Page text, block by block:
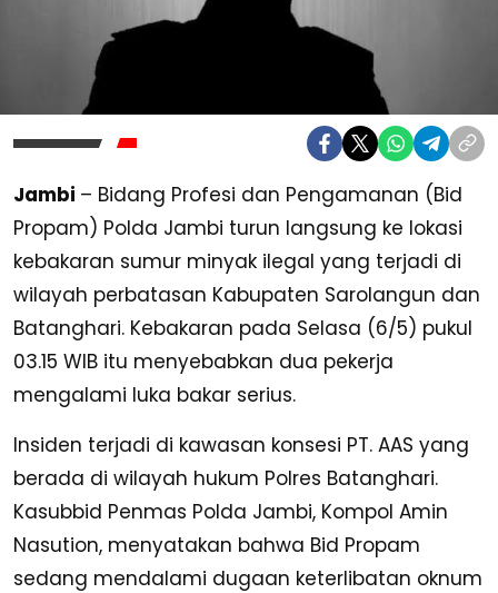
Jambi – Bidang Profesi dan Pengamanan (Bid
Propam) Polda Jambi turun langsung ke lokasi
kebakaran sumur minyak ilegal yang terjadi di
wilayah perbatasan Kabupaten Sarolangun dan
Batanghari. Kebakaran pada Selasa (6/5) pukul
03.15 WIB itu menyebabkan dua pekerja
mengalami luka bakar serius.
Insiden terjadi di kawasan konsesi PT. AAS yang
berada di wilayah hukum Polres Batanghari.
Kasubbid Penmas Polda Jambi, Kompol Amin
Nasution, menyatakan bahwa Bid Propam
sedang mendalami dugaan keterlibatan oknum